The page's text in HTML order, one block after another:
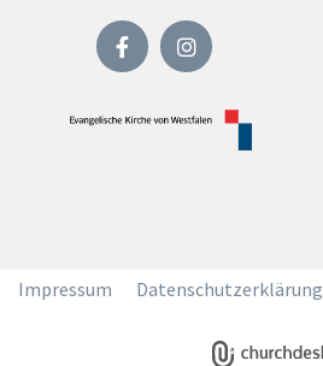
Impressum Datenschutzerklärung